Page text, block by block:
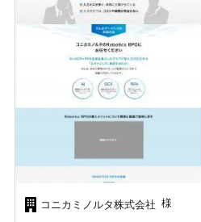
コニカミノルタ株式会社 様